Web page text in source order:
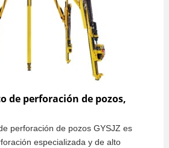
de perforación de pozos,
perforación de pozos GYSJZ es
especializada y de alto